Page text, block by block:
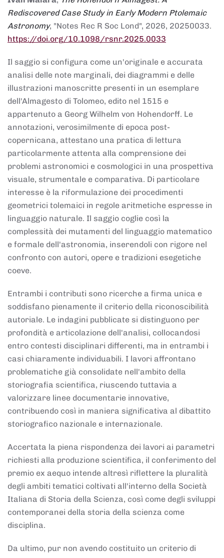
Rediscovered Case Study in Early Modern Ptolemaic
Astronomy, "Notes Rec R Soc Lond", 2026, 20250033.
https://doi.org/10.1098/rsnr.2025.0033
Il saggio si configura come un'originale e accurata
analisi delle note marginali, dei diagrammi e delle
illustrazioni manoscritte presenti in un esemplare
dell'Almagesto di Tolomeo, edito nel 1515 e
appartenuto a Georg Wilhelm von Hohendorff. Le
annotazioni, verosimilmente di epoca post-
copernicana, attestano una pratica di lettura
particolarmente attenta alla comprensione dei
problemi astronomici e cosmologici in una prospettiva
visuale, strumentale e comparativa. Di particolare
interesse è la riformulazione dei procedimenti
geometrici tolemaici in regole aritmetiche espresse in
linguaggio naturale. Il saggio coglie così la
complessità dei mutamenti del linguaggio matematico
e formale dell'astronomia, inserendoli con rigore nel
confronto con autori, opere e tradizioni esegetiche
coeve.
Entrambi i contributi sono ricerche a firma unica e
soddisfano pienamente il criterio della riconoscibilità
autoriale. Le indagini pubblicate si distinguono per
profondità e articolazione dell'analisi, collocandosi
entro contesti disciplinari differenti, ma in entrambi i
casi chiaramente individuabili. I lavori affrontano
problematiche già consolidate nell'ambito della
storiografia scientifica, riuscendo tuttavia a
valorizzare linee documentarie innovative,
contribuendo così in maniera significativa al dibattito
storiografico nazionale e internazionale.
Accertata la piena rispondenza dei lavori ai parametri
richiesti alla produzione scientifica, il conferimento del
premio ex aequo intende altresì riflettere la pluralità
degli ambiti tematici coltivati all'interno della Società
Italiana di Storia della Scienza, così come degli sviluppi
contemporanei della storia della scienza come
disciplina.
Da ultimo, pur non avendo costituito un criterio di